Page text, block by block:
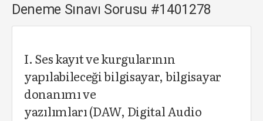
Deneme Sınavı Sorusu #1401278
I. Ses kayıt ve kurgularının
yapılabileceği bilgisayar, bilgisayar
donanımı ve
yazılımları (DAW, Digital Audio